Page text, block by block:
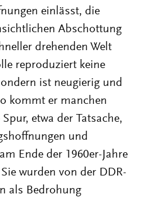
einlässt, die
Abschottung
drehenden Welt
reproduziert keine
ist neugierig und
kommt er manchen
etwa der Tatsache,
und
Ende der 1960er-Jahre
wurden von der DDR-
als Bedrohung